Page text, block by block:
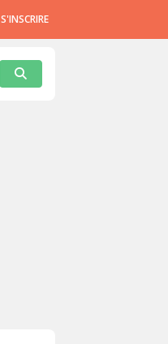
S'INSCRIRE